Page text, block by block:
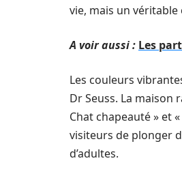
vie, mais un véritable
A voir aussi : Les
Les couleurs
Dr Seuss. La maison
Chat chapeauté » et
visiteurs de plonger
d’adultes.